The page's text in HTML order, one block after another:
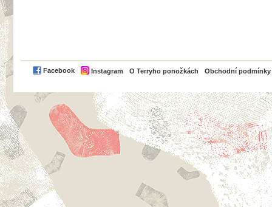
Facebook Instagram O Terryho ponožkách Obchodní podmínky
PayPal